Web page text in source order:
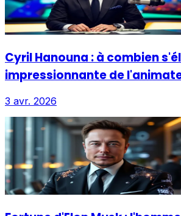
Cyril Hanouna : à combien
impressionnante de
3 avr. 2026